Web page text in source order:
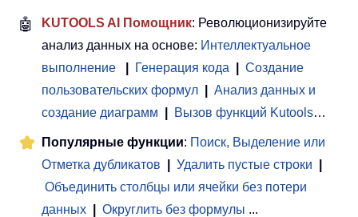
🤖 KUTOOLS AI Помощник: Революционизируйте
анализ данных на основе: Интеллектуальное
выполнение
Генерация кода
Создание
пользовательских формул
Анализ данных и
создание диаграмм
Вызов функций Kutools…
Популярные функции: Поиск, Выделение или
Отметка дубликатов
Удалить пустые строки
Объединить столбцы или ячейки без потери
данных
Округлить без формулы ...